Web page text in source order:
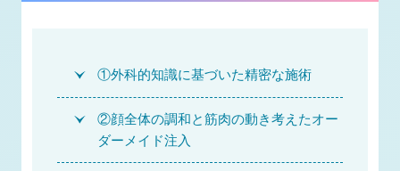
①外科的知識に基づいた精密な施術
②顔全体の調和と筋肉の動き考えたオー
ダーメイド注入